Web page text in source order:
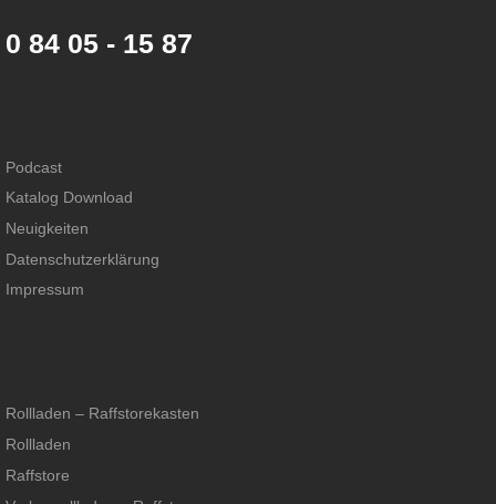
0 84 05 - 15 87
Podcast
Katalog Download
Neuigkeiten
Datenschutzerklärung
Impressum
Rollladen – Raffstorekasten
Rollladen
Raffstore